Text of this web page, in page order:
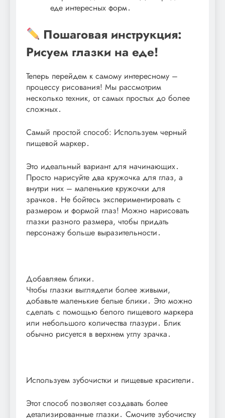
еде интересных форм․
Пошаговая инструкция:
Рисуем глазки на еде!
Теперь перейдем к самому интересному –
процессу рисования! Мы рассмотрим
несколько техник, от самых простых до более
сложных․
Самый простой способ: Используем черный
пищевой маркер․
Это идеальный вариант для начинающих․
Просто нарисуйте два кружочка для глаз, а
внутри них – маленькие кружочки для
зрачков․ Не бойтесь экспериментировать с
размером и формой глаз! Можно нарисовать
глазки разного размера, чтобы придать
персонажу больше выразительности․
Добавляем блики․
Чтобы глазки выглядели более живыми,
добавьте маленькие белые блики․ Это можно
сделать с помощью белого пищевого маркера
или небольшого количества глазури․ Блик
обычно рисуется в верхнем углу зрачка․
Используем зубочистки и пищевые красители․
Этот способ позволяет создавать более
детализированные глазки․ Смочите зубочистку